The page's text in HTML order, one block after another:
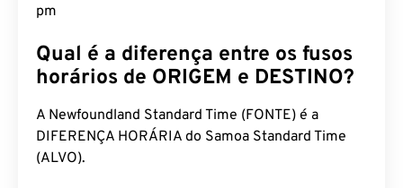
pm
Qual é a diferença entre os fusos
horários de ORIGEM e DESTINO?
A Newfoundland Standard Time (FONTE) é a
DIFERENÇA HORÁRIA do Samoa Standard Time
(ALVO).